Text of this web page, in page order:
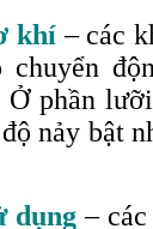
khí– các
chuyển
phần
nảy bật
dụng –